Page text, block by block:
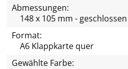
Abmessungen:
148 x 105 mm - geschlossen
Format:
A6 Klappkarte quer
Gewählte Farbe: